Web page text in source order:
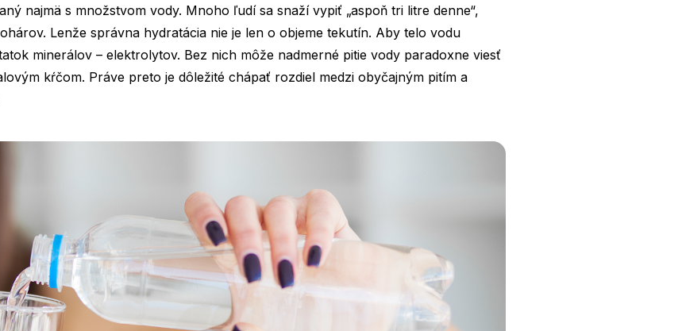
najmä s množstvom vody. Mnoho ľudí sa snaží vypiť „aspoň tri litre denne“,
Lenže správna hydratácia nie je len o objeme tekutín. Aby telo vodu
minerálov – elektrolytov. Bez nich môže nadmerné pitie vody paradoxne viesť
kŕčom. Práve preto je dôležité chápať rozdiel medzi obyčajným pitím a